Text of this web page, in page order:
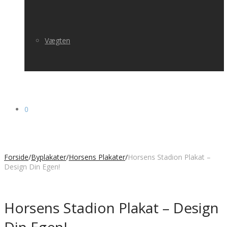
Vægten
0
Forside/Byplakater/Horsens Plakater/Horsens Stadion Plakat –
Design Din Egen!
Horsens Stadion Plakat – Design